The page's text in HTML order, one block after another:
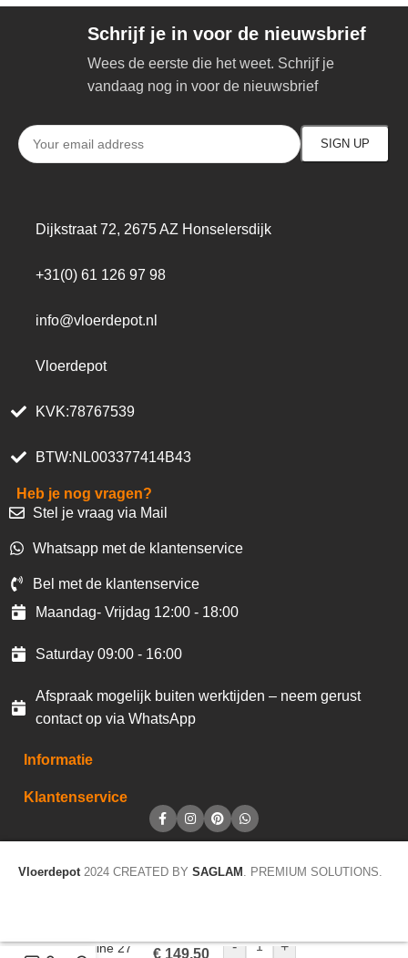
Schrijf je in voor de nieuwsbrief
Wees de eerste die het weet. Schrijf je
vandaag nog in voor de nieuwsbrief
Dijkstraat 72, 2675 AZ Honselersdijk
+31(0) 61 126 97 98
info@vloerdepot.nl
Vloerdepot
KVK:78767539
BTW:NL003377414B43
Heb je nog vragen?
Stel je vraag via Mail
Whatsapp met de klantenservice
Bel met de klantenservice
Maandag- Vrijdag 12:00 - 18:00
Saturday 09:00 - 16:00
Afspraak mogelijk buiten werktijden – neem gerust
contact op via WhatsApp
Informatie
Klantenservice
Vloerdepot 2024 CREATED BY SAGLAM . PREMIUM SOLUTIONS.
Homeline 27
€ 149,50 - +